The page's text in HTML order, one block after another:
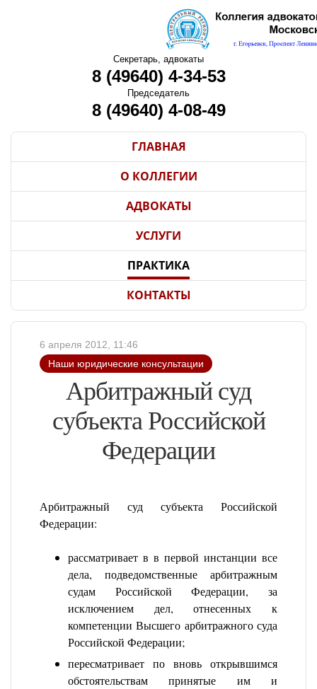
Секретарь, адвокаты
8 (49640) 4-34-53
Председатель
8 (49640) 4-08-49
ГЛАВНАЯ
О КОЛЛЕГИИ
АДВОКАТЫ
УСЛУГИ
ПРАКТИКА
КОНТАКТЫ
6 апреля 2012, 11:46
Наши юридические консультации
Арбитражный суд
субъекта Российской
Федерации
Арбитражный суд субъекта Российской
Федерации:
рассматривает в в первой инстанции все
дела, подведомственные арбитражным
судам Российской Федерации, за
исключением дел, отнесенных к
компетенции Высшего арбитражного суда
Российской Федерации;
пересматривает по вновь открывшимся
обстоятельствам принятые им и